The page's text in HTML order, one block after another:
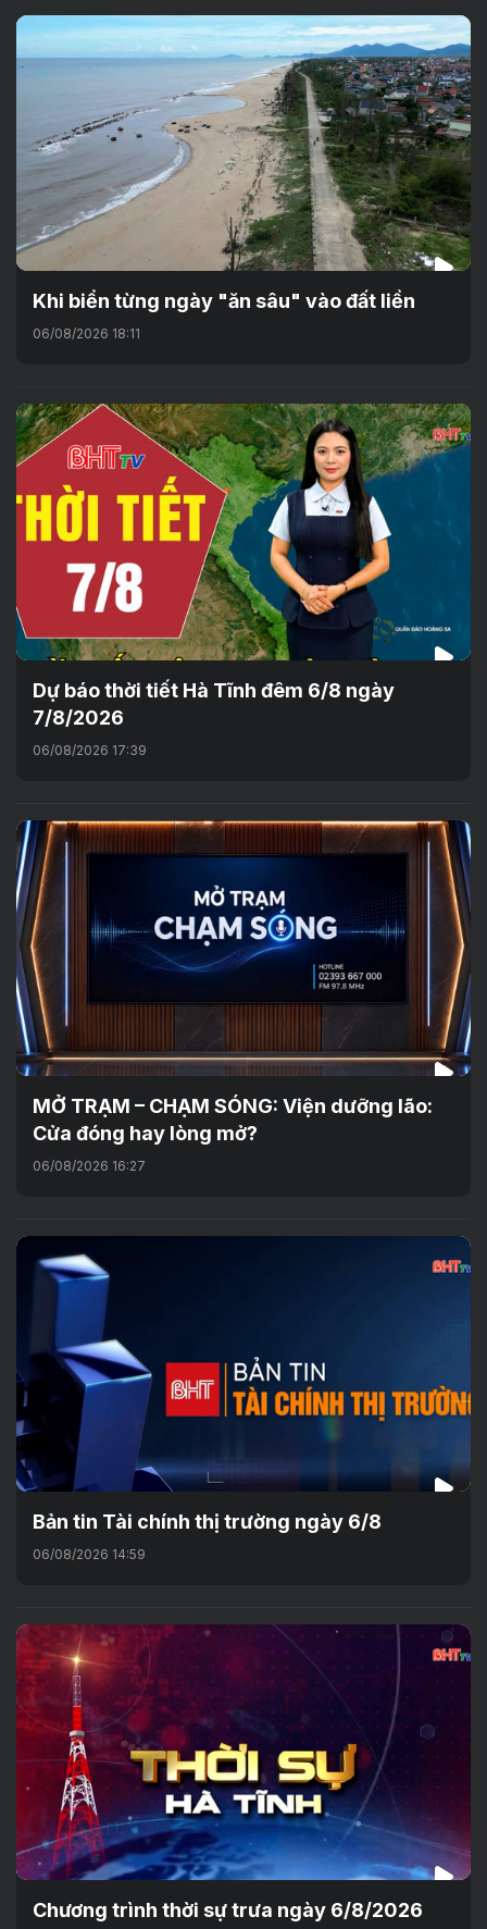
Khi biển từng ngày "ăn sâu" vào đất liền
06/08/2026 18:11
Dự báo thời tiết Hà Tĩnh đêm 6/8 ngày
7/8/2026
06/08/2026 17:39
MỞ TRẠM – CHẠM SÓNG: Viện dưỡng lão:
Cửa đóng hay lòng mở?
06/08/2026 16:27
Bản tin Tài chính thị trường ngày 6/8
06/08/2026 14:59
Chương trình thời sự trưa ngày 6/8/2026